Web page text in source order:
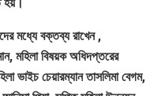
মধ্যে বক্তব্য রাখেন ,
মহিলা বিষয়ক অধিদপ্তরের
ভাইচ চেয়ারম্যান তাসলিমা বেগম,